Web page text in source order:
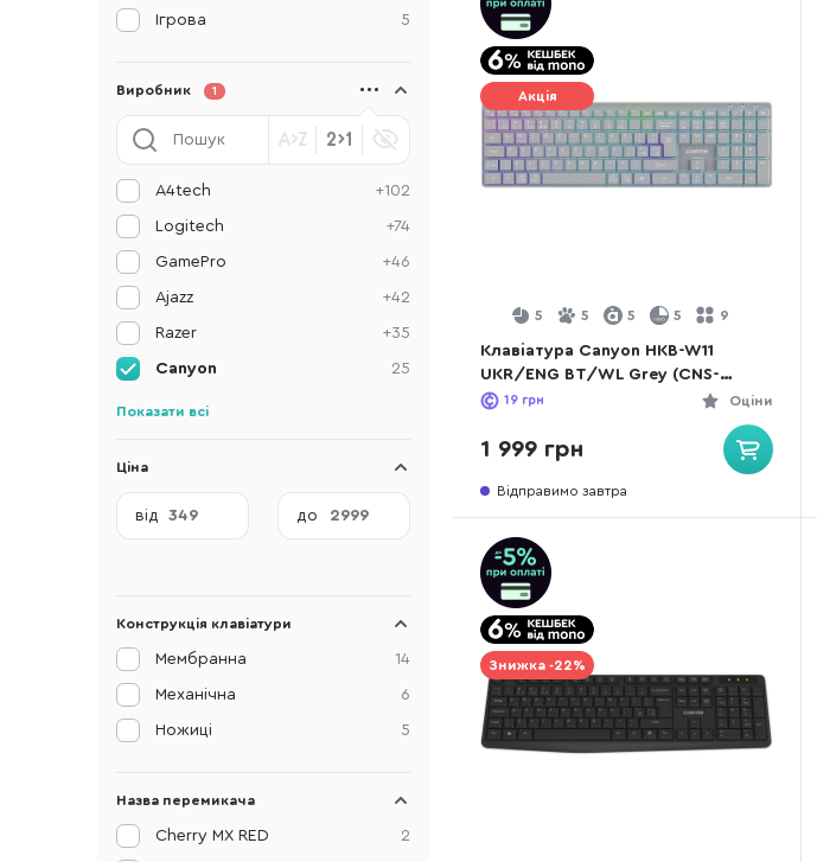
Акція
5 5 5 5 9
Клавіатура Canyon HKB-W11
UKR/ENG BT/WL Grey (CNS-
HBTK11G)
Оціни
19 грн
1 999 грн
Відправимо завтра
Знижка -22%
5
Ігрова
Виробник 1
+102
A4tech
+74
Logitech
+46
GamePro
+42
Ajazz
+35
Razer
25
Canyon
Показати всі
Ціна
від до
Конструкція клавіатури
14
Мембранна
6
Механічна
5
Ножиці
Назва перемикача
2
Cherry MX RED